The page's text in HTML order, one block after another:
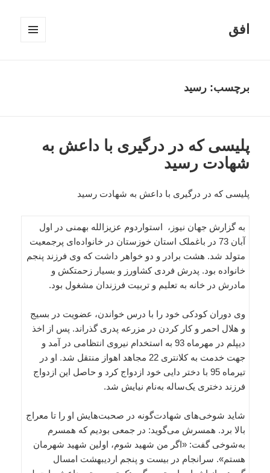
افق
برچسب:رسید
پلیسی که در درگیری با داعش به
شهادت رسید
پلیسی که در درگیری با داعش به شهادت رسید
به گزارش جهان نیوز، استواردوم عزیزالله بهمنی در اول
آبان 73 در باغملک استان خوزستان در خانواده‌ای پرجمعیت
متولد شد. هشت برادر و دو خواهر داشت که وی فرزند پنجم
خانواده بود. پدرش فردی کشاورز و بسیار زحمتکش و
مادرش در خانه به تعلیم و تربیت فرزندان مشغول بود.
وی دوران کودکی خود را با درس خواندن، عضویت در بسیج
و هلال احمر و کار کردن در مزرعه پدری گذراند. پس از اخذ
دیپلم در مهرماه 93 به استخدام نیروی انتظامی در آمد و
جهت خدمت به کلانتری 22 مجاهد اهواز منتقل شد. او در
تیرماه 95 با دختر دایی خود ازدواج کرد و حاصل این ازدواج
فرزند دختری یک‌ساله به‌نام نیایش شد.
شاید شوخی‌های شهادت‌گونه در صحبت‌هایش او را تا معراج
بالا برد. همسرش می‌گوید: در جمعی بودیم که همسرم
به‌شوخی گفت: «اگر من شهید شوم، اولین شهید شهرمان
هستم». سرانجام در بیست و پنجم اردیبهشت امسال